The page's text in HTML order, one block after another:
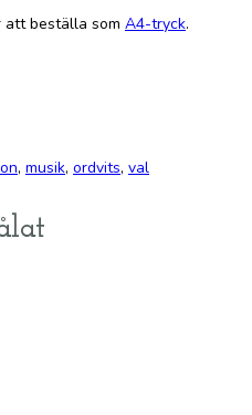
beställa som A4-tryck.
, musik, ordvits, val